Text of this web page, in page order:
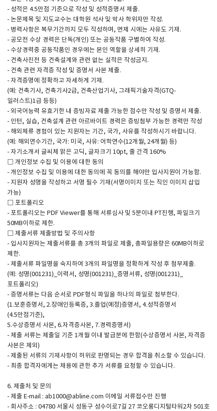
- 성적은 4.5만점 기준으로 작성 및 성적증명서 제출.
- 논문제목 및 지도교수는 대학원 석사 및 박사 학위자만 작성.
- 병력사항은 복무기간까지 모두 작성하며, 면제 시에는 사유도 기재.
- 공모전 수상 경력은 단독(개인) 또는 공동작품 구별하여 작성.
- 수상경력중 공동작품인 경우에는 본인 역할을 상세히 기재.
- 건축사진전 등 건축설계와 관련 없는 실적은 작성금지.
- 건축 관련 자격증 작성 및 증명서 사본 제출.
- 자격증명에 정확하고 자세하게 기재.
(예: 건축기사, 건축기사2급, 건축산업기사, 그래픽기술자격(GTQ-
일러스트)1급 등등)
- 외국어능력 유효기한 내 증빙자료 제출 가능한 점수만 작성 및 증명서 제출.
- 인턴, 실습, 건축설계 관련 아르바이트 경력은 증빙첨부 가능한 경력만 작성
- 해외체류 경험이 있는 지원자는 기간, 국가, 사유를 작성하시기 바랍니다.
(예: 해외연수기간, 국가: 미국, 사유: 어학연수(12개월, 24개월) 등)
- 자기소개서 글씨체 맑은 고딕, 글자크기 10pt, 줄 간격 160%
□ 개인정보 수집 및 이용에 대한 동의
- 개인정보 수집 및 이용에 대한 동의에 꼭 동의를 해야만 입사지원이 가능함.
- 지원자 성명을 작성하고 서명 필수 기재(서명이미지 또는 직인 이미지 삽입
가능)
□ 포트폴리오
- 포트폴리오는 PDF Viewer를 통해 서류심사 및 5분이내 PT진행, 파일크기
50MB이하로 제한.
□ 제출서류 제출방법 및 주의사항
- 입사지원자는 제출서류를 총 3개의 파일로 제출, 총파일용량은 60MB이하로
제한.
- 제출서류 파일명을 숙지하여 3개의 파일명을 정확하게 작성 후 첨부제출.
(예: 성명(001231)_이력서, 성명(001231)_증명서류, 성명(001231)_
포트폴리오)
- 증명서류는 다음 순서로 PDF형식 파일을 하나의 파일로 첨부한다.
(1.보훈증명서, 2.장애인등록증, 3.졸업(예정)증명서, 4.성적증명서
(4.5만점기준),
5.수상증명서 사본, 6.자격증사본, 7.경력증명서)
- 제출 서류는 제출일 기준 1개월 이내 발급분에 한함(수상증명서 사본, 자격증
사본은 제외)
- 제출된 서류의 기재사항이 허위로 판명되는 경우 합격을 취소할 수 있습니다.
- 최종 합격자에게는 채용에 관한 추가 서류를 요청할 수 있습니다.
6. 제출처 및 문의
- 제출 E-mail : ab1000@abline.com 이메일 서류접수만 진행
- 회사주소 : 04780 서울시 성동구 성수이로7길 27 코오롱디지털타워2차 501호